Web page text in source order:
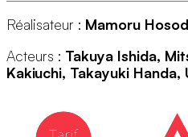
Réalisateur : Mamoru
Acteurs : Takuya Ishida,
Kakiuchi, Takayuki